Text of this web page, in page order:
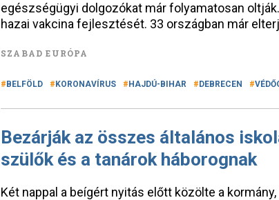
egészségügyi dolgozókat már folyamatosan
hazai vakcina fejlesztését. 33 országban már
SZABAD EURÓPA
BELFÖLD KORONAVÍRUS HAJDÚ-BIHAR DEBRECEN
Bezárják az összes általános
szülők és a tanárok háborognak
Két nappal a beígért nyitás előtt közölte a